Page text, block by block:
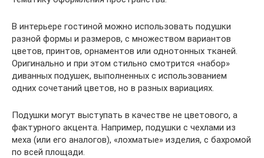
В интерьере гостиной можно использовать подушки
разной формы и размеров, с множеством вариантов
цветов, принтов, орнаментов или однотонных тканей.
Оригинально и при этом стильно смотрится «набор»
диванных подушек, выполненных с использованием
одних сочетаний цветов, но в разных вариациях.
Подушки могут выступать в качестве не цветового, а
фактурного акцента. Например, подушки с чехлами из
меха (или его аналогов), «лохматые» изделия, с бахромой
по всей площади.